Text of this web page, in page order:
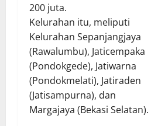
200 juta.
Kelurahan itu, meliputi
Kelurahan Sepanjangjaya
(Rawalumbu), Jaticempaka
(Pondokgede), Jatiwarna
(Pondokmelati), Jatiraden
(Jatisampurna), dan
Margajaya (Bekasi Selatan).